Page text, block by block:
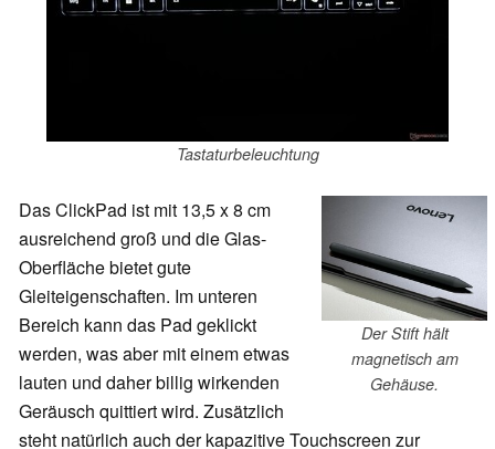
Tastaturbeleuchtung
Der Stift hält
magnetisch am
Gehäuse.
Das ClickPad ist mit 13,5 x 8 cm
ausreichend groß und die Glas-
Oberfläche bietet gute
Gleiteigenschaften. Im unteren
Bereich kann das Pad geklickt
werden, was aber mit einem etwas
lauten und daher billig wirkenden
Geräusch quittiert wird. Zusätzlich
steht natürlich auch der kapazitive Touchscreen zur